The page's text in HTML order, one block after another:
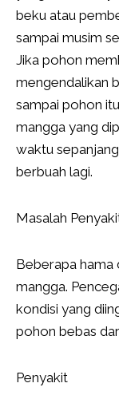
beku atau
sampai musim
Jika pohon
mengendalikan
sampai pohon
mangga yang
waktu
berbuah lagi.
Masalah
Beberapa hama
mangga.
kondisi yang
pohon bebas
Penyakit